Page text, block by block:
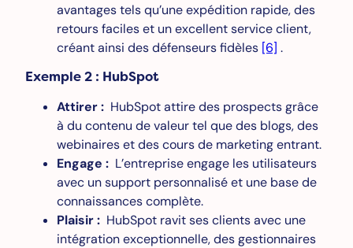
avantages tels qu’une expédition rapide, des
retours faciles et un excellent service client,
créant ainsi des défenseurs fidèles [6] .
Exemple 2 : HubSpot
Attirer : HubSpot attire des prospects grâce
à du contenu de valeur tel que des blogs, des
webinaires et des cours de marketing entrant.
Engage : L’entreprise engage les utilisateurs
avec un support personnalisé et une base de
connaissances complète.
Plaisir : HubSpot ravit ses clients avec une
intégration exceptionnelle, des gestionnaires